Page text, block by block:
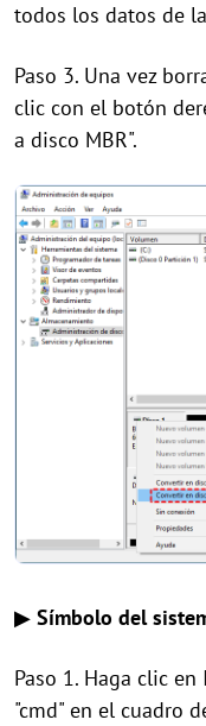
todos los datos de
Paso 3. Una vez
clic con el botón
a disco MBR".
▶ Símbolo del
Paso 1. Haga clic
"cmd" en el cuadro